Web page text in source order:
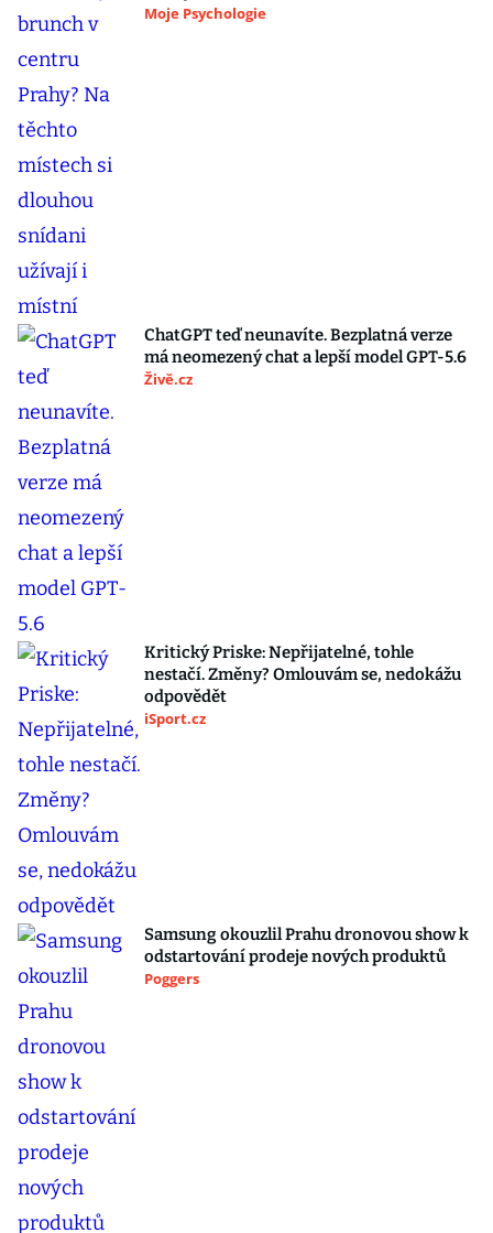
Moje Psychologie
ChatGPT teď neunavíte. Bezplatná verze
má neomezený chat a lepší model GPT-5.6
Živě.cz
Kritický Priske: Nepřijatelné, tohle
nestačí. Změny? Omlouvám se, nedokážu
odpovědět
iSport.cz
Samsung okouzlil Prahu dronovou show k
odstartování prodeje nových produktů
Poggers